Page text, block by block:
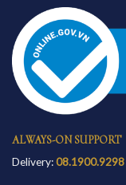
ALWAYS-ON SUPPORT
Delivery:08.1900.9298